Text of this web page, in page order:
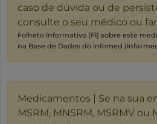
caso de dúvida ou de
consulte o seu médico ou
Folheto Informativo (FI) sobre este
na Base de Dados do infomed
Medicamentos | Se na sua
MSRM, MNSRM, MSRMV